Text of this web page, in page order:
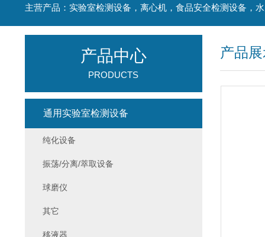
产品
产品中心
PRODUCTS
通用实验室检测设备
纯化设备
振荡/分离/萃取设备
球磨仪
其它
移液器